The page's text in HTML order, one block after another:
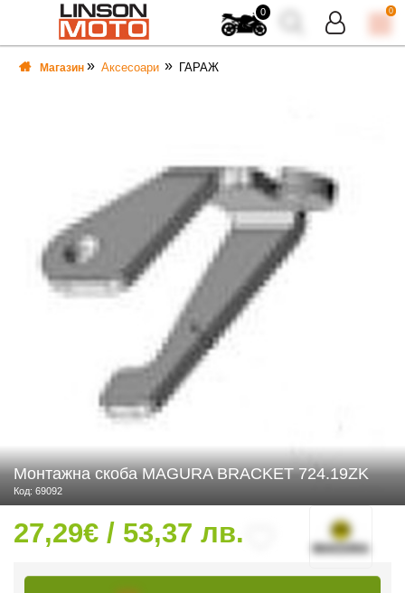
0 0
Магазин Аксесоари ГАРАЖ
Монтажна скоба MAGURA BRACKET 724.19ZK
Код: 69092
27,29€ / 53,37 лв.